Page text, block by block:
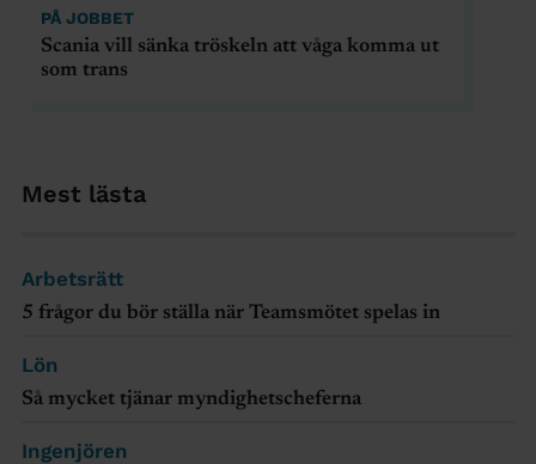
Mest lästa
Arbetsrätt
5 frågor du bör ställa när Teamsmötet spelas in
Lön
Så mycket tjänar myndighetscheferna
Ingenjören
PÅ JOBBET
Scania vill sänka tröskeln att våga komma ut
som trans